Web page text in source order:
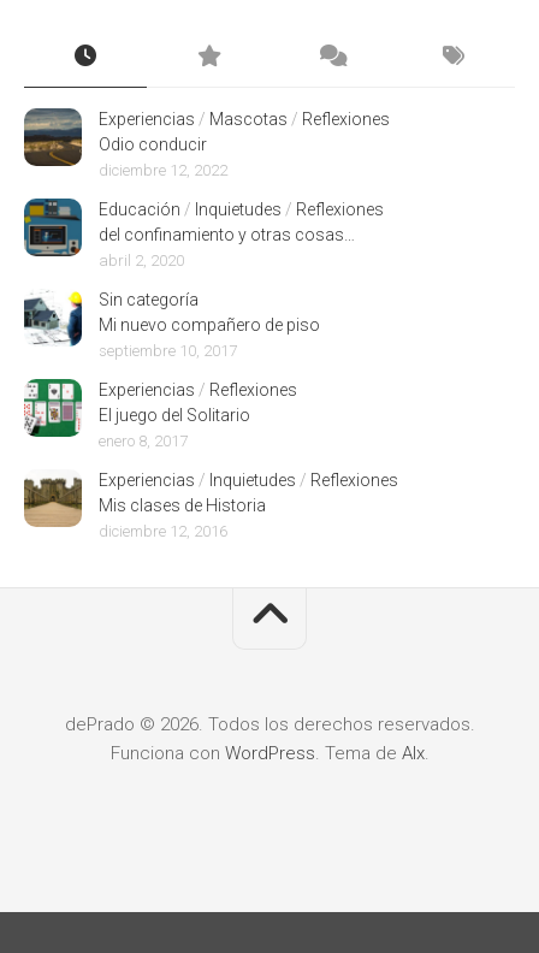
Experiencias / Mascotas / Reflexiones
Odio conducir
diciembre 12, 2022
Educación / Inquietudes / Reflexiones
del confinamiento y otras cosas…
abril 2, 2020
Sin categoría
Mi nuevo compañero de piso
septiembre 10, 2017
Experiencias / Reflexiones
El juego del Solitario
enero 8, 2017
Experiencias / Inquietudes / Reflexiones
Mis clases de Historia
diciembre 12, 2016
dePrado © 2026. Todos los derechos reservados.
Funciona con WordPress. Tema de Alx.